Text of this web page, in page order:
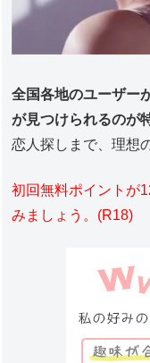
全国各地のユーザー
が見つけられるのが
恋人探しまで、理想
初回無料ポイントが
みましょう。(R18)